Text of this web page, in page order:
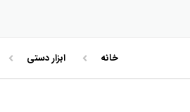
خانه ابزار دستی